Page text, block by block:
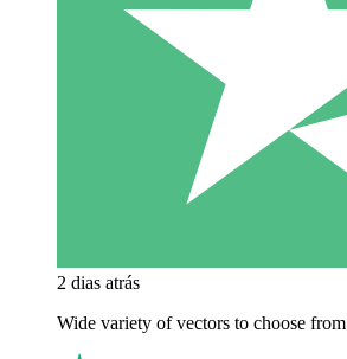
2 dias atrás
Wide variety of vectors to choose from